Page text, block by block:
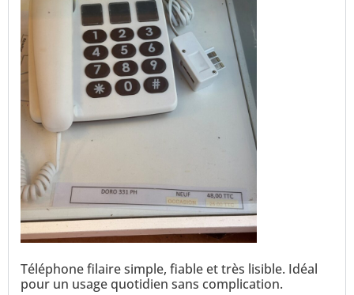
Téléphone filaire simple, fiable et très lisible. Idéal
pour un usage quotidien sans complication.